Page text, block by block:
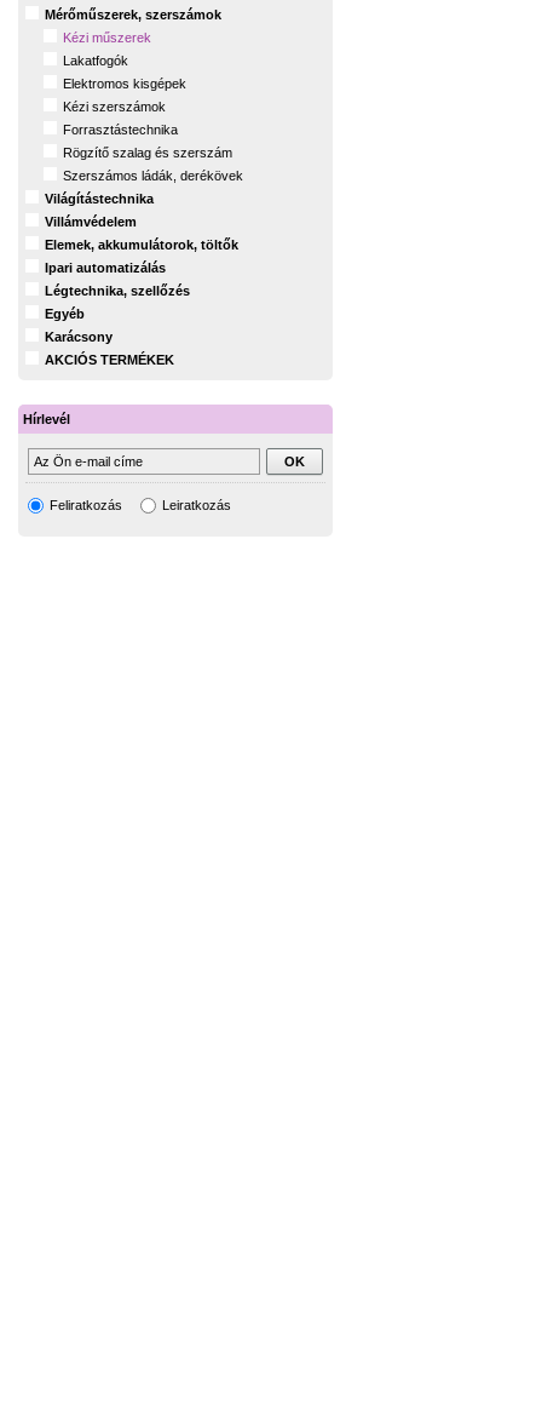
Mérőműszerek, szerszámok
Kézi műszerek
Lakatfogók
Elektromos kisgépek
Kézi szerszámok
Forrasztástechnika
Rögzítő szalag és szerszám
Szerszámos ládák, derékövek
Világítástechnika
Villámvédelem
Elemek, akkumulátorok, töltők
Ipari automatizálás
Légtechnika, szellőzés
Egyéb
Karácsony
AKCIÓS TERMÉKEK
Hírlevél
Feliratkozás Leiratkozás